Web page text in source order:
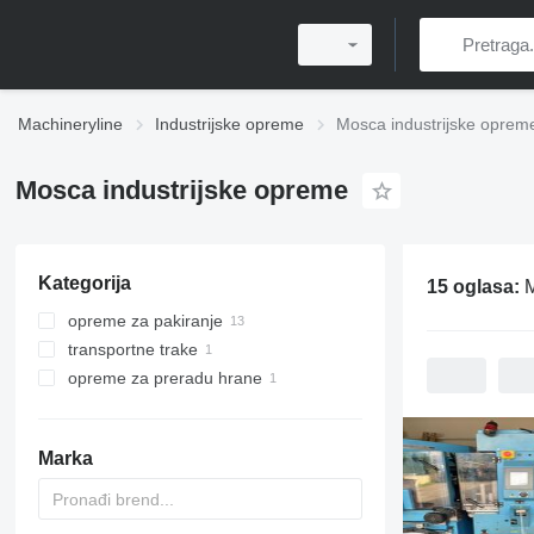
Machineryline Industrijske opreme Mosca industrijske
Mosca industrijske opreme
Kategorija
opreme za pakiranje
strojevi za vezivanje
transportne trake
trakasti konvejeri
opreme za preradu hrane
Marka
15 oglasa: